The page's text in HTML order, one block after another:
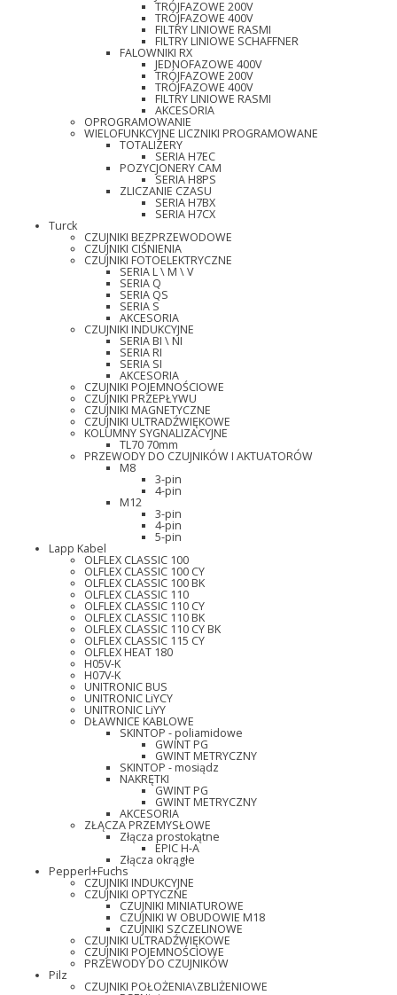
TRÓJFAZOWE 200V
TRÓJFAZOWE 400V
FILTRY LINIOWE RASMI
FILTRY LINIOWE SCHAFFNER
FALOWNIKI RX
JEDNOFAZOWE 400V
TRÓJFAZOWE 200V
TRÓJFAZOWE 400V
FILTRY LINIOWE RASMI
AKCESORIA
OPROGRAMOWANIE
WIELOFUNKCYJNE LICZNIKI PROGRAMOWANE
TOTALIZERY
SERIA H7EC
POZYCJONERY CAM
SERIA H8PS
ZLICZANIE CZASU
SERIA H7BX
SERIA H7CX
Turck
CZUJNIKI BEZPRZEWODOWE
CZUJNIKI CIŚNIENIA
CZUJNIKI FOTOELEKTRYCZNE
SERIA L \ M \ V
SERIA Q
SERIA QS
SERIA S
AKCESORIA
CZUJNIKI INDUKCYJNE
SERIA BI \ NI
SERIA RI
SERIA SI
AKCESORIA
CZUJNIKI POJEMNOŚCIOWE
CZUJNIKI PRZEPŁYWU
CZUJNIKI MAGNETYCZNE
CZUJNIKI ULTRADŹWIĘKOWE
KOLUMNY SYGNALIZACYJNE
TL70 70mm
PRZEWODY DO CZUJNIKÓW I AKTUATORÓW
M8
3-pin
4-pin
M12
3-pin
4-pin
5-pin
Lapp Kabel
OLFLEX CLASSIC 100
OLFLEX CLASSIC 100 CY
OLFLEX CLASSIC 100 BK
OLFLEX CLASSIC 110
OLFLEX CLASSIC 110 CY
OLFLEX CLASSIC 110 BK
OLFLEX CLASSIC 110 CY BK
OLFLEX CLASSIC 115 CY
OLFLEX HEAT 180
H05V-K
H07V-K
UNITRONIC BUS
UNITRONIC LiYCY
UNITRONIC LiYY
DŁAWNICE KABLOWE
SKINTOP - poliamidowe
GWINT PG
GWINT METRYCZNY
SKINTOP - mosiądz
NAKRĘTKI
GWINT PG
GWINT METRYCZNY
AKCESORIA
ZŁĄCZA PRZEMYSŁOWE
Złącza prostokątne
EPIC H-A
Złącza okrągłe
Pepperl+Fuchs
CZUJNIKI INDUKCYJNE
CZUJNIKI OPTYCZNE
CZUJNIKI MINIATUROWE
CZUJNIKI W OBUDOWIE M18
CZUJNIKI SZCZELINOWE
CZUJNIKI ULTRADŹWIĘKOWE
CZUJNIKI POJEMNOŚCIOWE
PRZEWODY DO CZUJNIKÓW
Pilz
CZUJNIKI POŁOŻENIA\ZBLIŻENIOWE